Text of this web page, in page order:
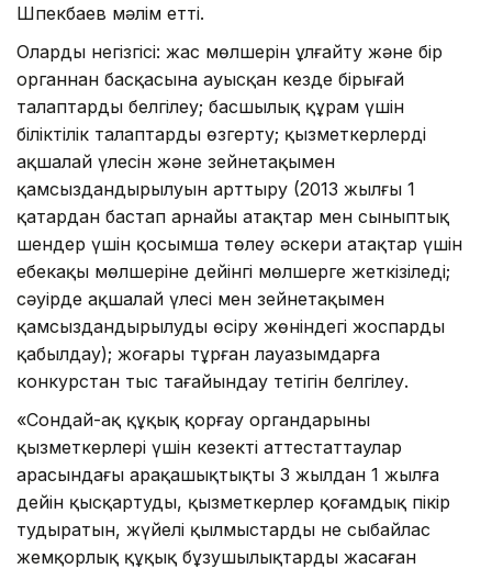
Шпекбаев мәлім етті.
Олардың негізгісі: жас мөлшерін ұлғайту және бір
органнан басқасына ауысқан кезде бірыңғай
талаптарды белгілеу; басшылық құрам үшін
біліктілік талаптарды өзгерту; қызметкерлердің
ақшалай үлесін және зейнетақымен
қамсыздандырылуын арттыру (2013 жылғы 1
қаңтардан бастап арнайы атақтар мен сыныптық
шендер үшін қосымша төлеу әскери атақтар үшін
еңбекақы мөлшеріне дейінгі мөлшерге жеткізіледі;
сәуірде ақшалай үлесі мен зейнетақымен
қамсыздандырылуды өсіру жөніндегі жоспарды
қабылдау); жоғары тұрған лауазымдарға
конкурстан тыс тағайындау тетігін белгілеу.
«Сондай-ақ құқық қорғау органдарының
қызметкерлері үшін кезекті аттестаттаулар
арасындағы арақашықтықты 3 жылдан 1 жылға
дейін қысқартуды, қызметкерлер қоғамдық пікір
тудыратын, жүйелі қылмыстарды не сыбайлас
жемқорлық құқық бұзушылықтарды жасаған